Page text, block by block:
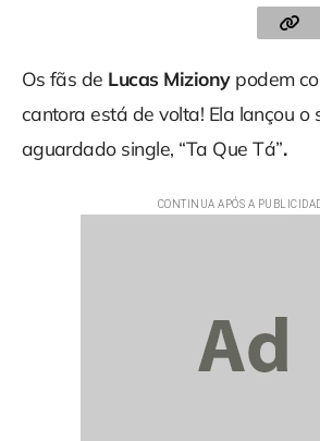
Os fãs de Lucas Mizionypodem
cantora está de volta! Ela lançou o
aguardado single, “Ta Que Tá”.